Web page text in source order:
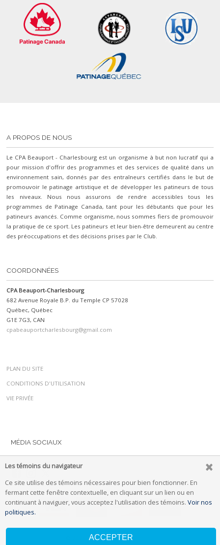
Les témoins du navigateur
Ce site utilise des témoins nécessaires pour bien fonctionner. En
fermant cette fenêtre contextuelle, en cliquant sur un lien ou en
continuant à naviguer, vous acceptez l'utilisation des témoins. Voir nos
politiques.
ACCEPTER
A PROPOS DE NOUS
Le CPA Beauport - Charlesbourg est un organisme à but non lucratif qui a
pour mission d'offrir des programmes et des services de qualité dans un
environnement sain, donnés par des entraîneurs certifiés dans le but de
promouvoir le patinage artistique et de développer les patineurs de tous
les niveaux. Nous nous assurons de rendre accessibles tous les
programmes de Patinage Canada, tant pour les débutants que pour les
patineurs avancés. Comme organisme, nous sommes fiers de promouvoir
la pratique de ce sport. Les patineurs et leur bien-être demeurent au centre
des préoccupations et des décisions prises par le Club.
COORDONNÉES
CPA Beauport-Charlesbourg
682 Avenue Royale B.P. du Temple CP 57028
Québec, Québec
G1E 7G3, CAN
cpabeauportcharlesbourg@gmail.com
PLAN DU SITE
CONDITIONS D'UTILISATION
VIE PRIVÉE
MÉDIA SOCIAUX
© 2026 propulsé parUplifter Inc.